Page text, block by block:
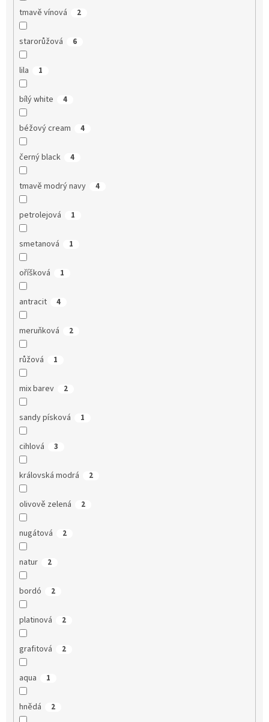
tmavě vínová 2
starorůžová 6
lila 1
bílý white 4
béžový cream 4
černý black 4
tmavě modrý navy 4
petrolejová 1
smetanová 1
oříšková 1
antracit 4
meruňková 2
růžová 1
mix barev 2
sandy písková 1
cihlová 3
královská modrá 2
olivově zelená 2
nugátová 2
natur 2
bordó 2
platinová 2
grafitová 2
aqua 1
hnědá 2